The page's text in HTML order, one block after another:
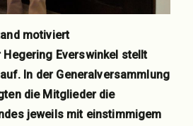
motiviert
Hegering Everswinkel stellt
In der Generalversammlung
die Mitglieder die
jeweils mit einstimmigem